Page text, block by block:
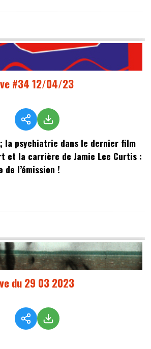
#34 12/04/23
la psychiatrie dans le dernier film
et la carrière de Jamie Lee Curtis :
l’émission !
du 29 03 2023